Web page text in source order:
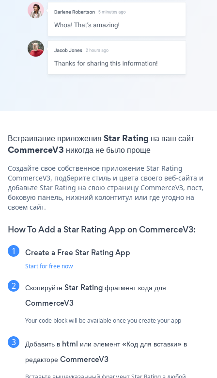
Встраивание приложения Star Rating на ваш сайт
CommerceV3 никогда не было проще
Создайте свое собственное приложение Star Rating
CommerceV3, подберите стиль и цвета своего веб-сайта и
добавьте Star Rating на свою страницу CommerceV3, пост,
боковую панель, нижний колонтитул или где угодно на
своем сайт.
How To Add a Star Rating App on CommerceV3:
Create a Free Star Rating App
Start for free now
Скопируйте Star Rating фрагмент кода для
CommerceV3
Your code block will be available once you create your app
Добавить в html или элемент «Код для вставки» в
редакторе CommerceV3